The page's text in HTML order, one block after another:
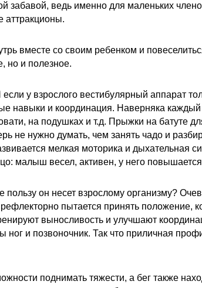
забавой, ведь именно для маленьких
аттракционы.
вместе со своим ребенком и
но и полезное.
у взрослого вестибулярный аппарат
навыки и координация. Наверняка каждый
на подушках и т.д. Прыжки на батуте
не нужно думать, чем занять чадо и
мелкая моторика и дыхательная
малыш весел, активен, у него
он несет взрослому организму?
пытается принять положение,
выносливость и улучшают
ног и позвоночник. Так что приличная
поднимать тяжести, а бег также